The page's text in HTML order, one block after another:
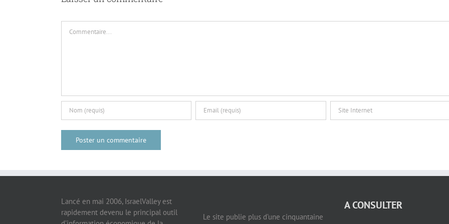
Lancé en mai 2006, IsraelValley est
rapidement devenu le principal outil
Le site publie plus d’une cinquantaine
A CONSULTER